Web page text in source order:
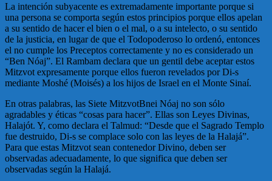
La intención subyacente es extremadamente importante porque si
una persona se comporta según estos principios porque ellos apelan
a su sentido de hacer el bien o el mal, o a su intelecto, o su sentido
de la justicia, en lugar de que el Todopoderoso lo ordenó, entonces
el no cumple los Preceptos correctamente y no es considerado un
“Ben Nóaj”. El Rambam declara que un gentil debe aceptar estos
Mitzvot expresamente porque ellos fueron revelados por Di-s
mediante Moshé (Moisés) a los hijos de Israel en el Monte Sinaí.
En otras palabras, las Siete MitzvotBnei Nóaj no son sólo
agradables y éticas “cosas para hacer”. Ellas son Leyes Divinas,
Halajót. Y, como declara el Talmud: “Desde que el Sagrado Templo
fue destruido, Di-s se complace solo con las leyes de la Halajá”.
Para que estas Mitzvot sean contenedor Divino, deben ser
observadas adecuadamente, lo que significa que deben ser
observadas según la Halajá.